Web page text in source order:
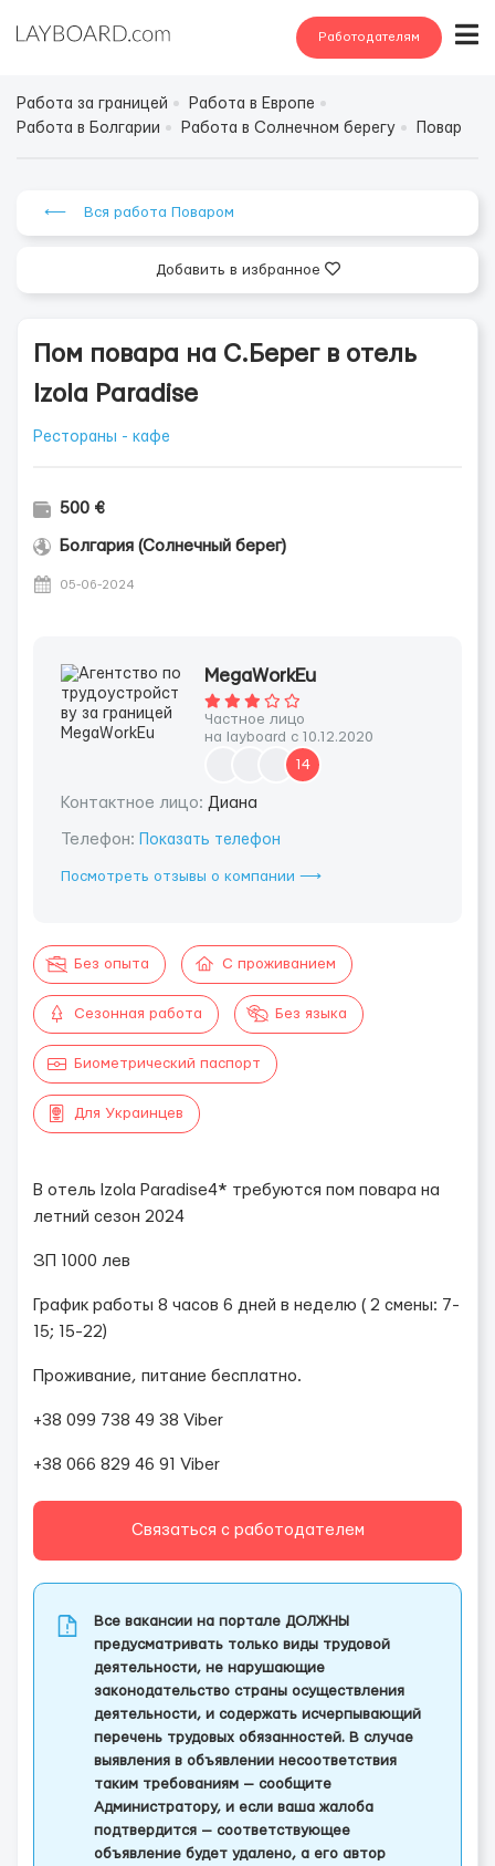
Работодателям
Работа за границей
Работа в Европе
Работа в Болгарии
Работа в Солнечном берегу Повар
⟵ Вся работа Поваром
Добавить в избранное
Пом повара на С.Берег в отель
Izola Paradise
Рестораны - кафе
500 €
Болгария (Солнечный берег)
05-06-2024
MegaWorkEu
Частное лицо
на layboard с 10.12.2020
14
Контактное лицо: Диана
Телефон: Показать телефон
Посмотреть отзывы о компании ⟶
Без опыта С проживанием
Сезонная работа Без языка
Биометрический паспорт
Для Украинцев
В отель Izola Paradise4* требуются пом повара на
летний сезон 2024
ЗП 1000 лев
График работы 8 часов 6 дней в неделю ( 2 смены: 7-
15; 15-22)
Проживание, питание бесплатно.
+38 099 738 49 38 Viber
+38 066 829 46 91 Viber
Связаться с работодателем
Все вакансии на портале ДОЛЖНЫ
предусматривать только виды трудовой
деятельности, не нарушающие
законодательство страны осуществления
деятельности, и содержать исчерпывающий
перечень трудовых обязанностей. В случае
выявления в объявлении несоответствия
таким требованиям — сообщите
Администратору, и если ваша жалоба
подтвердится — соответствующее
объявление будет удалено, а его автор